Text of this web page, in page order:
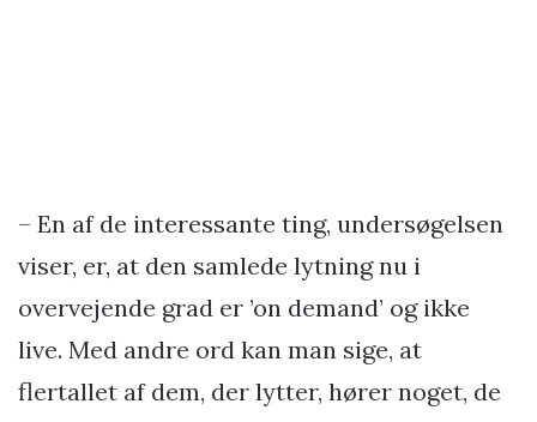
– En af de interessante ting, undersøgelsen
viser, er, at den samlede lytning nu i
overvejende grad er ’on demand’ og ikke
live. Med andre ord kan man sige, at
flertallet af dem, der lytter, hører noget, de